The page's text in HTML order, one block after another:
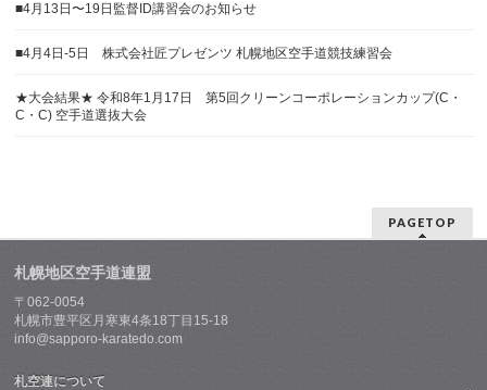
■4月13日〜19日監督ID講習会のお知らせ
■4月4日-5日 株式会社匠プレゼンツ 札幌地区空手道競技練習会
★大会結果★ 令和8年1月17日 第5回クリーンコーポレーションカップ(C・
C・C) 空手道選抜大会
PAGETOP
札幌地区空手道連盟
〒062-0054
札幌市豊平区月寒東4条18丁目15-18
info@sapporo-karatedo.com
札空連について